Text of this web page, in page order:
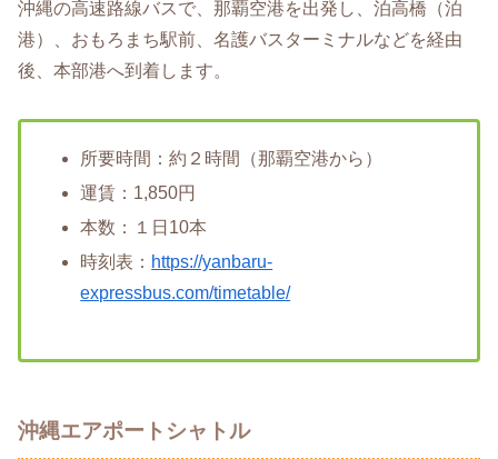
沖縄の高速路線バスで、那覇空港を出発し、泊高橋（泊
港）、おもろまち駅前、名護バスターミナルなどを経由
後、本部港へ到着します。
所要時間：約２時間（那覇空港から）
運賃：1,850円
本数：１日10本
時刻表： https://yanbaru-
expressbus.com/timetable/
沖縄エアポートシャトル